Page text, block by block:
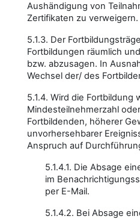
Aushändigung von
Zertifikaten zu verweigern.
5.1.3. Der
Fortbildungen räumlich
bzw. abzusagen. In
Wechsel der/ des
5.1.4. Wird die
Mindesteilnehmerzahl
Fortbildenden, höherer
unvorhersehbarer
Anspruch auf
5.1.4.1. Die Absage
im
per E-Mail.
5.1.4.2. Bei Absage